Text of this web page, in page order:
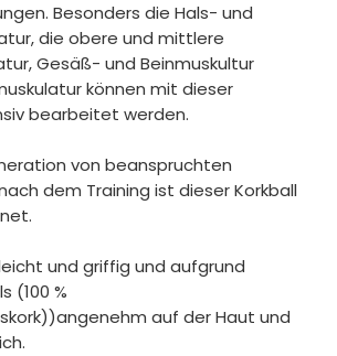
Besonders die Hals- und
die obere und mittlere
Gesäß- und Beinmuskultur
können mit dieser
bearbeitet werden.
von beanspruchten
dem Training ist dieser Korkball
und griffig und aufgrund
(100 %
auf der Haut und